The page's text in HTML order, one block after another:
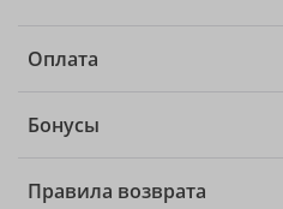
Оплата
Бонусы
Правила возврата